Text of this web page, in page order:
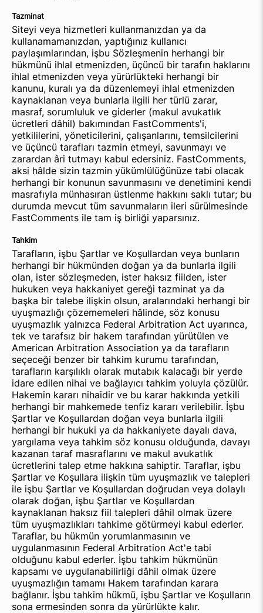
Tazminat
Siteyi veya hizmetleri kullanmanızdan ya da
kullanamamanızdan, yaptığınız kullanıcı
paylaşımlarından, işbu Sözleşmenin herhangi bir
hükmünü ihlal etmenizden, üçüncü bir tarafın haklarını
ihlal etmenizden veya yürürlükteki herhangi bir
kanunu, kuralı ya da düzenlemeyi ihlal etmenizden
kaynaklanan veya bunlarla ilgili her türlü zarar,
masraf, sorumluluk ve giderler (makul avukatlık
ücretleri dâhil) bakımından FastComments'i,
yetkililerini, yöneticilerini, çalışanlarını, temsilcilerini
ve üçüncü tarafları tazmin etmeyi, savunmayı ve
zarardan âri tutmayı kabul edersiniz. FastComments,
aksi hâlde sizin tazmin yükümlülüğünüze tabi olacak
herhangi bir konunun savunmasını ve denetimini kendi
masrafıyla münhasıran üstlenme hakkını saklı tutar; bu
durumda mevcut tüm savunmaların ileri sürülmesinde
FastComments ile tam iş birliği yaparsınız.
Tahkim
Tarafların, işbu Şartlar ve Koşullardan veya bunların
herhangi bir hükmünden doğan ya da bunlarla ilgili
olan, ister sözleşmeden, ister haksız fiilden, ister
hukuken veya hakkaniyet gereği tazminat ya da
başka bir talebe ilişkin olsun, aralarındaki herhangi bir
uyuşmazlığı çözememeleri hâlinde, söz konusu
uyuşmazlık yalnızca Federal Arbitration Act uyarınca,
tek ve tarafsız bir hakem tarafından yürütülen ve
American Arbitration Association ya da tarafların
seçeceği benzer bir tahkim kurumu tarafından,
tarafların karşılıklı olarak mutabık kalacağı bir yerde
idare edilen nihai ve bağlayıcı tahkim yoluyla çözülür.
Hakemin kararı nihaidir ve bu karar hakkında yetkili
herhangi bir mahkemede tenfiz kararı verilebilir. İşbu
Şartlar ve Koşullardan doğan veya bunlarla ilgili
herhangi bir hukuki ya da hakkaniyete dayalı dava,
yargılama veya tahkim söz konusu olduğunda, davayı
kazanan taraf masraflarını ve makul avukatlık
ücretlerini talep etme hakkına sahiptir. Taraflar, işbu
Şartlar ve Koşullara ilişkin tüm uyuşmazlık ve talepleri
ile işbu Şartlar ve Koşullardan doğrudan veya dolaylı
olarak doğan, işbu Şartlar ve Koşullardan
kaynaklanan haksız fiil talepleri dâhil olmak üzere
tüm uyuşmazlıkları tahkime götürmeyi kabul ederler.
Taraflar, bu hükmün yorumlanmasının ve
uygulanmasının Federal Arbitration Act'e tabi
olduğunu kabul ederler. İşbu tahkim hükmünün
kapsamı ve uygulanabilirliği dâhil olmak üzere
uyuşmazlığın tamamı Hakem tarafından karara
bağlanır. İşbu tahkim hükmü, işbu Şartlar ve Koşulların
sona ermesinden sonra da yürürlükte kalır.